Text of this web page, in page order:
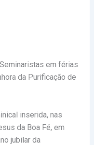
em férias
da Purificação de
inserida, nas
da Boa Fé, em
jubilar da